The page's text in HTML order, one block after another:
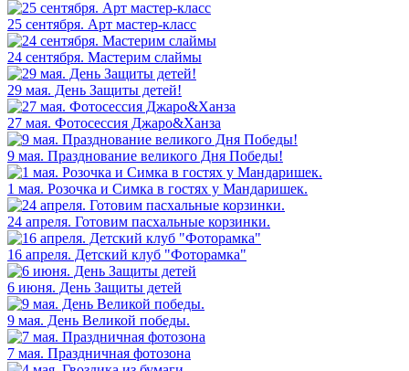
25 сентября. Арт мастер-класс
24 сентября. Мастерим слаймы
29 мая. День Защиты детей!
27 мая. Фотосессия Джаро&Ханза
9 мая. Празднование великого Дня Победы!
1 мая. Розочка и Симка в гостях у Мандаришек.
24 апреля. Готовим пасхальные корзинки.
16 апреля. Детский клуб "Фоторамка"
6 июня. День Защиты детей
9 мая. День Великой победы.
7 мая. Праздничная фотозона